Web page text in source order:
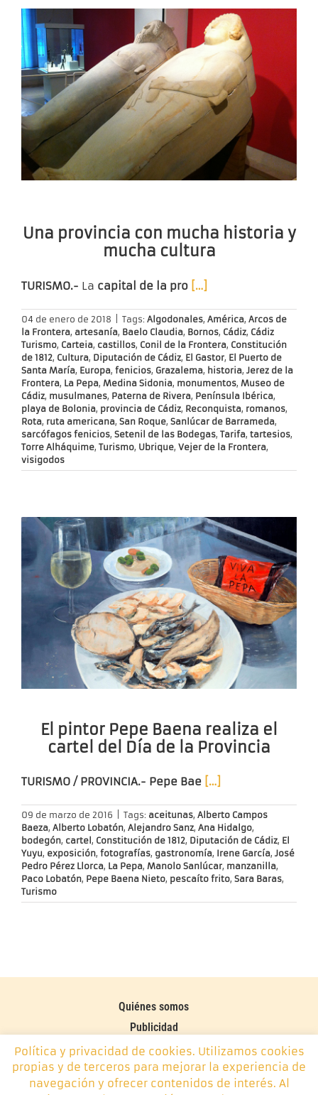
Una provincia con mucha historia y
mucha cultura
TURISMO.- La capital de la pro […]
04 de enero de 2018 Tags: Algodonales, América, Arcos de
la Frontera, artesanía, Baelo Claudia, Bornos, Cádiz, Cádiz
Turismo, Carteia, castillos, Conil de la Frontera, Constitución
de 1812, Cultura, Diputación de Cádiz, El Gastor, El Puerto de
Santa María, Europa, fenicios, Grazalema, historia, Jerez de la
Frontera, La Pepa, Medina Sidonia, monumentos, Museo de
Cádiz, musulmanes, Paterna de Rivera, Península Ibérica,
playa de Bolonia, provincia de Cádiz, Reconquista, romanos,
Rota, ruta americana, San Roque, Sanlúcar de Barrameda,
sarcófagos fenicios, Setenil de las Bodegas, Tarifa, tartesios,
Torre Alháquime, Turismo, Ubrique, Vejer de la Frontera,
visigodos
El pintor Pepe Baena realiza el
cartel del Día de la Provincia
TURISMO / PROVINCIA.- Pepe Bae […]
09 de marzo de 2016 Tags: aceitunas, Alberto Campos
Baeza, Alberto Lobatón, Alejandro Sanz, Ana Hidalgo,
bodegón, cartel , Constitución de 1812, Diputación de Cádiz, El
Yuyu, exposición, fotografías, gastronomía, Irene García, José
Pedro Pérez Llorca, La Pepa, Manolo Sanlúcar, manzanilla,
Paco Lobatón, Pepe Baena Nieto, pescaíto frito, Sara Baras,
Turismo
Quiénes somos
Publicidad
Contacto
Política de cookies
Política y privacidad de cookies. Utilizamos cookies
propias y de terceros para mejorar la experiencia de
navegación y ofrecer contenidos de interés. Al